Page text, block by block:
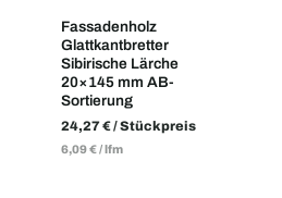
Fassadenholz
Glattkantbretter
Sibirische Lärche
20×145 mm AB-
Sortierung
24,27€/ Stückpreis
6,09€/lfm